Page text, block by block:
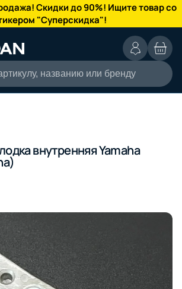
Скидки до 90%! Ищите товар со
"Суперскидка"!
названию или бренду
внутренняя Yamaha